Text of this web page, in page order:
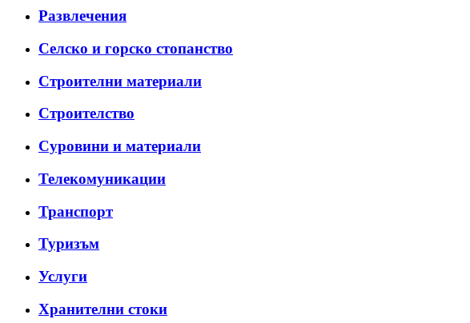
Развлечения
Селско и горско стопанство
Строителни материали
Строителство
Суровини и материали
Телекомуникации
Транспорт
Туризъм
Услуги
Хранителни стоки